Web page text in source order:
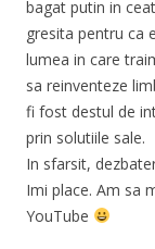
bagat putin in
gresita pentru ca
lumea in care
sa reinventeze
fi fost destul de
prin solutiile sale.
In sfarsit,
Imi place. Am sa
YouTube